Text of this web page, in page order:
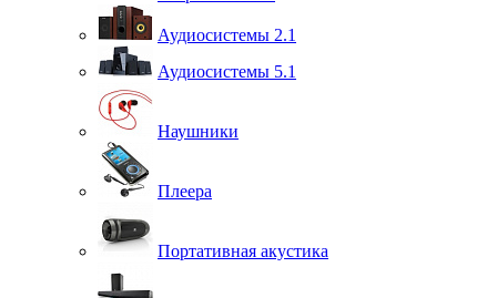
Аудиосистемы 2.1
Аудиосистемы 5.1
Наушники
Плеера
Портативная акустика